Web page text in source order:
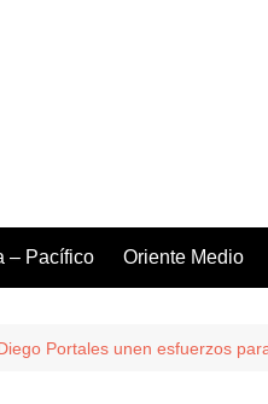
– Pacífico Oriente Medio
Portales unen esfuerzos